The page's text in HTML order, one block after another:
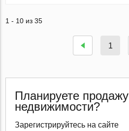
1 - 10 из 35
1
Планируете продажу
недвижимости?
Зарегистрируйтесь на сайте